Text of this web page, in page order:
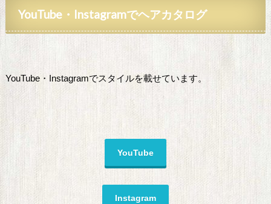
YouTube ・Instagramでヘアカタログ
YouTube・Instagramでスタイルを載せています。
YouTube
Instagram